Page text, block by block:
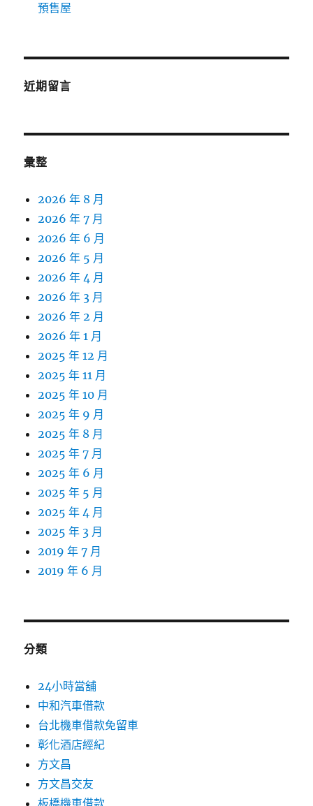
預售屋
近期留言
彙整
2026 年 8 月
2026 年 7 月
2026 年 6 月
2026 年 5 月
2026 年 4 月
2026 年 3 月
2026 年 2 月
2026 年 1 月
2025 年 12 月
2025 年 11 月
2025 年 10 月
2025 年 9 月
2025 年 8 月
2025 年 7 月
2025 年 6 月
2025 年 5 月
2025 年 4 月
2025 年 3 月
2019 年 7 月
2019 年 6 月
分類
24小時當舖
中和汽車借款
台北機車借款免留車
彰化酒店經紀
方文昌
方文昌交友